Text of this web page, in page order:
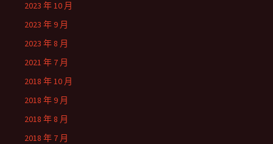
2023 年 10 月
2023 年 9 月
2023 年 8 月
2021 年 7 月
2018 年 10 月
2018 年 9 月
2018 年 8 月
2018 年 7 月